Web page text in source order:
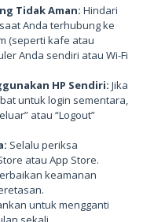
Tidak Aman: Hindari
saat Anda terhubung ke
(seperti kafe atau
Anda sendiri atau Wi-Fi
HP Sendiri: Jika
untuk login sementara,
atau “Logout”
Selalu periksa
atau App Store.
keamanan
untuk mengganti